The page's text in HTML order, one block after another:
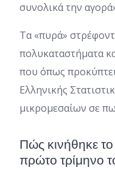
συνολικά την
Τα «πυρά»
πολυκαταστήματα
που όπως
Ελληνικής
μικρομεσαίων σε
Πώς κινήθηκε
πρώτο τρίμηνο